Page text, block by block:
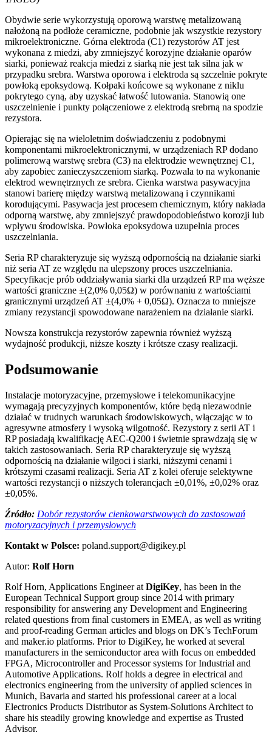
Obydwie serie wykorzystują oporową warstwę metalizowaną
nałożoną na podłoże ceramiczne, podobnie jak wszystkie rezystory
mikroelektroniczne. Górna elektroda (C1) rezystorów AT jest
wykonana z miedzi, aby zmniejszyć korozyjne działanie oparów
siarki, ponieważ reakcja miedzi z siarką nie jest tak silna jak w
przypadku srebra. Warstwa oporowa i elektroda są szczelnie pokryte
powłoką epoksydową. Kołpaki końcowe są wykonane z niklu
pokrytego cyną, aby uzyskać łatwość lutowania. Stanowią one
uszczelnienie i punkty połączeniowe z elektrodą srebrną na spodzie
rezystora.
Opierając się na wieloletnim doświadczeniu z podobnymi
komponentami mikroelektronicznymi, w urządzeniach RP dodano
polimerową warstwę srebra (C3) na elektrodzie wewnętrznej C1,
aby zapobiec zanieczyszczeniom siarką. Pozwala to na wykonanie
elektrod wewnętrznych ze srebra. Cienka warstwa pasywacyjna
stanowi barierę między warstwą metalizowaną i czynnikami
korodującymi. Pasywacja jest procesem chemicznym, który nakłada
odporną warstwę, aby zmniejszyć prawdopodobieństwo korozji lub
wpływu środowiska. Powłoka epoksydowa uzupełnia proces
uszczelniania.
Seria RP charakteryzuje się wyższą odpornością na działanie siarki
niż seria AT ze względu na ulepszony proces uszczelniania.
Specyfikacje prób oddziaływania siarki dla urządzeń RP ma węższe
wartości graniczne ±(2,0% 0,05Ω) w porównaniu z wartościami
granicznymi urządzeń AT ±(4,0% + 0,05Ω). Oznacza to mniejsze
zmiany rezystancji spowodowane narażeniem na działanie siarki.
Nowsza konstrukcja rezystorów zapewnia również wyższą
wydajność produkcji, niższe koszty i krótsze czasy realizacji.
Podsumowanie
Instalacje motoryzacyjne, przemysłowe i telekomunikacyjne
wymagają precyzyjnych komponentów, które będą niezawodnie
działać w trudnych warunkach środowiskowych, włączając w to
agresywne atmosfery i wysoką wilgotność. Rezystory z serii AT i
RP posiadają kwalifikację AEC-Q200 i świetnie sprawdzają się w
takich zastosowaniach. Seria RP charakteryzuje się wyższą
odpornością na działanie wilgoci i siarki, niższymi cenami i
krótszymi czasami realizacji. Seria AT z kolei oferuje selektywne
wartości rezystancji o niższych tolerancjach ±0,01%, ±0,02% oraz
±0,05%.
Źródło: Dobór rezystorów cienkowarstwowych do zastosowań
motoryzacyjnych i przemysłowych
Kontakt w Polsce: poland.support@digikey.pl
Autor: Rolf Horn
Rolf Horn, Applications Engineer at DigiKey, has been in the
European Technical Support group since 2014 with primary
responsibility for answering any Development and Engineering
related questions from final customers in EMEA, as well as writing
and proof-reading German articles and blogs on DK’s TechForum
and maker.io platforms. Prior to DigiKey, he worked at several
manufacturers in the semiconductor area with focus on embedded
FPGA, Microcontroller and Processor systems for Industrial and
Automotive Applications. Rolf holds a degree in electrical and
electronics engineering from the university of applied sciences in
Munich, Bavaria and started his professional career at a local
Electronics Products Distributor as System-Solutions Architect to
share his steadily growing knowledge and expertise as Trusted
Advisor.